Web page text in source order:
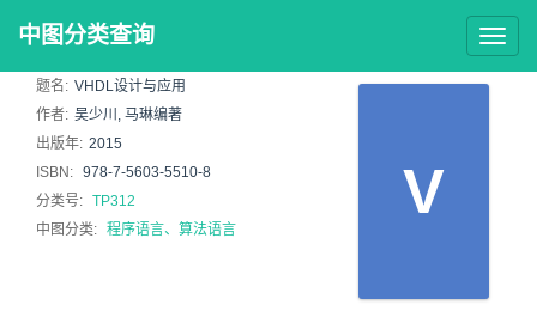
中图分类查询
V
题名: VHDL设计与应用
作者: 吴少川, 马琳编著
出版年: 2015
ISBN: 978-7-5603-5510-8
分类号: TP312
中图分类: 程序语言、算法语言